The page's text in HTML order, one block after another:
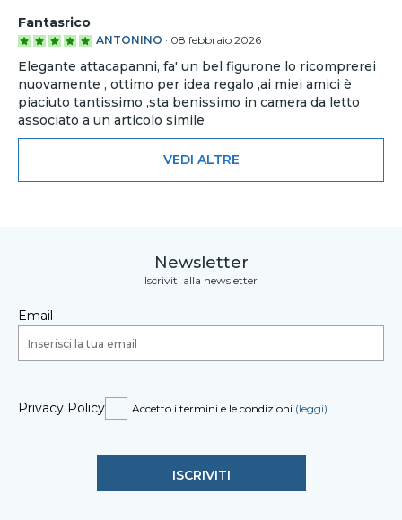
Fantasrico
ANTONINO · 08 febbraio 2026
Elegante attacapanni, fa' un bel figurone lo ricomprerei
nuovamente , ottimo per idea regalo ,ai miei amici è
piaciuto tantissimo ,sta benissimo in camera da letto
associato a un articolo simile
VEDI ALTRE
Newsletter
Iscriviti alla newsletter
Email
Privacy Policy Accetto i termini e le condizioni (leggi)